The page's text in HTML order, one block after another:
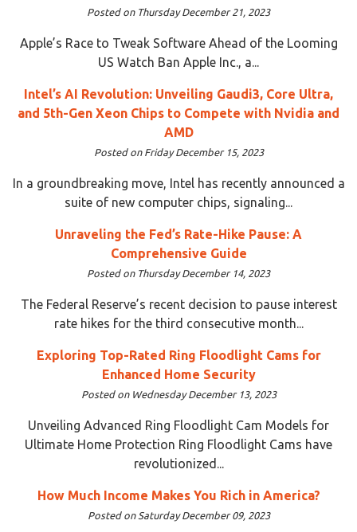
Posted on Thursday December 21, 2023
Apple’s Race to Tweak Software Ahead of the Looming
US Watch Ban Apple Inc., a...
Intel’s AI Revolution: Unveiling Gaudi3, Core Ultra,
and 5th-Gen Xeon Chips to Compete with Nvidia and
AMD
Posted on Friday December 15, 2023
In a groundbreaking move, Intel has recently announced a
suite of new computer chips, signaling...
Unraveling the Fed’s Rate-Hike Pause: A
Comprehensive Guide
Posted on Thursday December 14, 2023
The Federal Reserve’s recent decision to pause interest
rate hikes for the third consecutive month...
Exploring Top-Rated Ring Floodlight Cams for
Enhanced Home Security
Posted on Wednesday December 13, 2023
Unveiling Advanced Ring Floodlight Cam Models for
Ultimate Home Protection Ring Floodlight Cams have
revolutionized...
How Much Income Makes You Rich in America?
Posted on Saturday December 09, 2023